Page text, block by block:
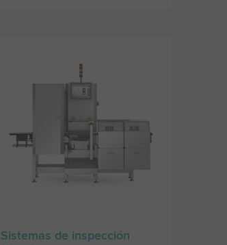
Sistemas de inspección